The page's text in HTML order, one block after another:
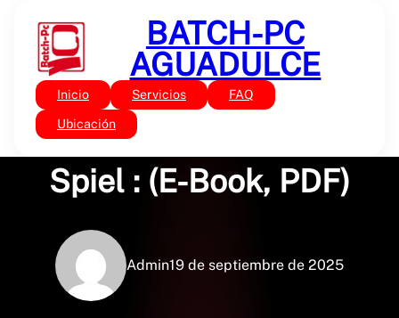
contenido
BATCH-PC
AGUADULCE
Inicio Servicios FAQ
Ubicación
Sin categoría
Replay – Das zweite
Spiel : (E-Book, PDF)
Admin19 de septiembre de 2025